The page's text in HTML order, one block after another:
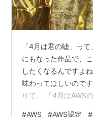
「4月は君の嘘」っ
にもなった作品で、
したくなるんですよ
味わってほしいので
りて、 「4月はAWS
#AWS #AWS認定 #